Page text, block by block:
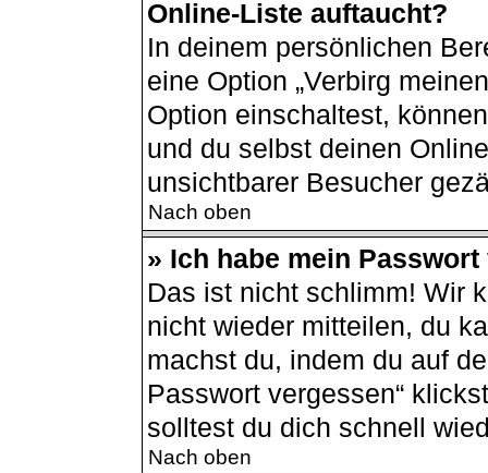
Online-Liste auftaucht?
In deinem persönlichen
eine Option „Verbirg
Option einschaltest,
und du selbst deinen
unsichtbarer Besucher
Nach oben
» Ich habe mein
Das ist nicht schlimm! Wir
nicht wieder mitteilen, du
machst du, indem du auf
Passwort vergessen“
solltest du dich schnell
Nach oben